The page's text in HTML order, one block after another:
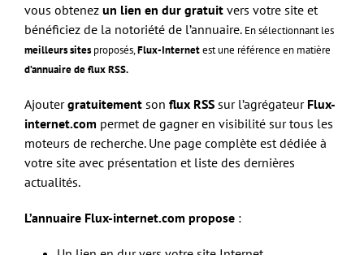
vous obtenez un lien en dur gratuit vers votre site et
bénéficiez de la notoriété de l’annuaire. En sélectionnant les
meilleurs sites proposés,Flux-Internetest une référence en matière
d’annuaire de flux RSS.
Ajoutergratuitement son flux RSS sur l’agrégateur Flux-
internet.com permet de gagner en visibilité sur tous les
moteurs de recherche. Une page complète est dédiée à
votre site avec présentation et liste des dernières
actualités.
L’annuaire Flux-internet.com propose :